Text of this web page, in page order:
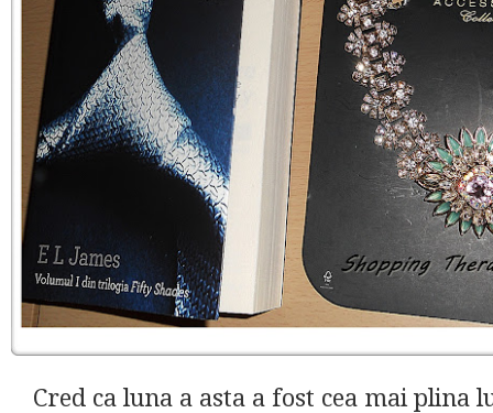
Cred ca luna a asta a fost cea mai plina